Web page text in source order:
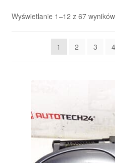
Moje konto
Procedura reklamacyjna
Wyświetlanie 1–12 z 67 wyników
1
2 3 4